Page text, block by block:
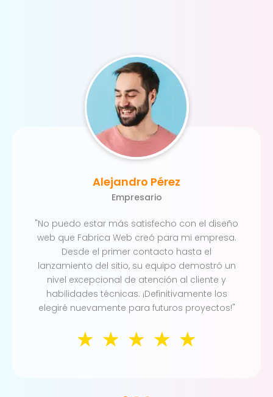
"No puedo estar más satisfecho con el diseño
web que Fabrica Web creó para mi empresa.
Desde el primer contacto hasta el
lanzamiento del sitio, su equipo demostró un
nivel excepcional de atención al cliente y
habilidades técnicas. ¡Definitivamente los
elegiré nuevamente para futuros proyectos!"
Alejandro Pérez
Empresario
☆ ☆ ☆ ☆ ☆